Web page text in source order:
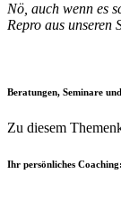
Nö, auch wenn es
Repro aus unseren
Beratungen, Seminare
Zu diesem
Ihr persönliches Coaching: